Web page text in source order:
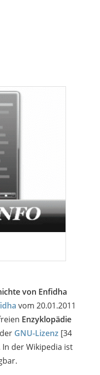
von Enfidha
vom 20.01.2011
Enzyklopädie
GNU-Lizenz [34
der Wikipedia ist